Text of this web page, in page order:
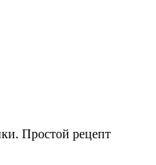
Простой рецепт